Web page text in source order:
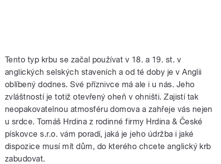
Tento typ krbu se začal používat v 18. a 19. st. v
anglických selských staveních a od té doby je v Anglii
oblíbený dodnes. Své příznivce má ale i u nás. Jeho
zvláštností je totiž otevřený oheň v ohništi. Zajistí tak
neopakovatelnou atmosféru domova a zahřeje vás nejen
u srdce. Tomáš Hrdina z rodinné firmy Hrdina & České
pískovce s.r.o. vám poradí, jaká je jeho údržba i jaké
dispozice musí mít dům, do kterého chcete anglický krb
zabudovat.